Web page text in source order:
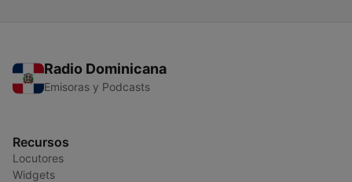
Radio Dominicana
Emisoras y Podcasts
Recursos
Locutores
Widgets